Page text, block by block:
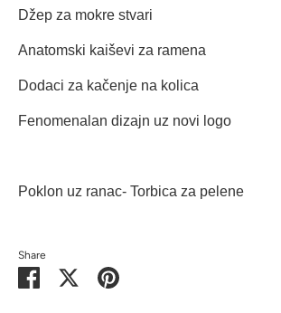
Džep za mokre stvari
Anatomski kaiševi za ramena
Dodaci za kačenje na kolica
Fenomenalan dizajn uz novi logo
Poklon uz ranac- Torbica za pelene
Share
Share
SharePin